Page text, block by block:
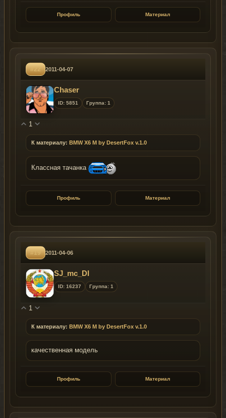
Профиль Материал
#22 2011-04-07
Chaser
ID: 5851 Группа: 1
1
К материалу: BMW X6 M by DesertFox v.1.0
Классная тачанка
Профиль Материал
#19 2011-04-06
SJ_mc_DI
ID: 16237 Группа: 1
1
К материалу: BMW X6 M by DesertFox v.1.0
качественная модель
Профиль Материал